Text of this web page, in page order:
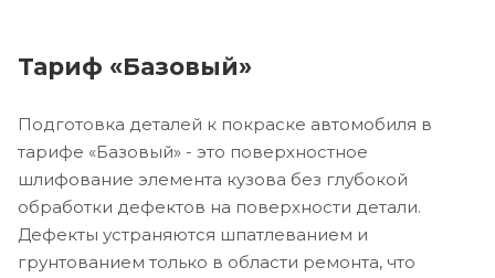
Тариф «Базовый»
Подготовка деталей к покраске автомобиля в
тарифе «Базовый» - это поверхностное
шлифование элемента кузова без глубокой
обработки дефектов на поверхности детали.
Дефекты устраняются шпатлеванием и
грунтованием только в области ремонта, что